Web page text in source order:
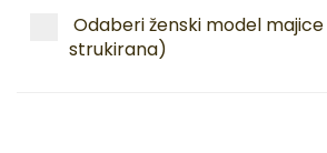
Odaberi ženski model
strukirana)